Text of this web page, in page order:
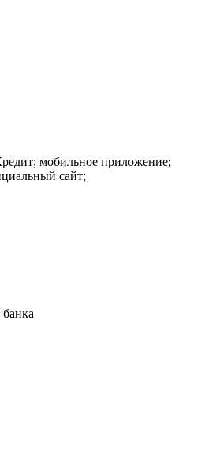
мобильное приложение;
сайт;